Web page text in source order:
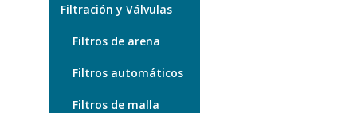
Filtración y Válvulas
Filtros de arena
Filtros automáticos
Filtros de malla